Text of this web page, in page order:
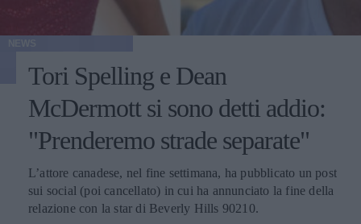
Tori Spelling e Dean
McDermott si sono detti addio:
"Prenderemo strade separate"
L’attore canadese, nel fine settimana, ha pubblicato un post
sui social (poi cancellato) in cui ha annunciato la fine della
relazione con la star di Beverly Hills 90210.